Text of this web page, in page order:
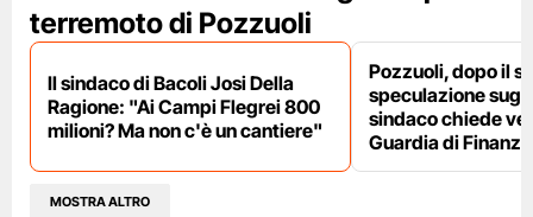
terremoto di Pozzuoli
Il sindaco di Bacoli Josi Della
Ragione: "Ai Campi Flegrei 800
milioni? Ma non c'è un cantiere"
Pozzuoli, dopo il
speculazione
sindaco chiede
Guardia di Finanza
MOSTRA ALTRO